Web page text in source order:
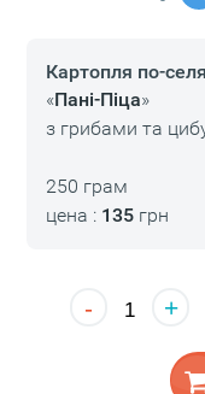
Картопля по-
«Пані-Піца»
з грибами та
250 грам
цена : 135грн
- +